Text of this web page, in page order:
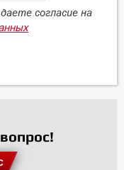
согласие на